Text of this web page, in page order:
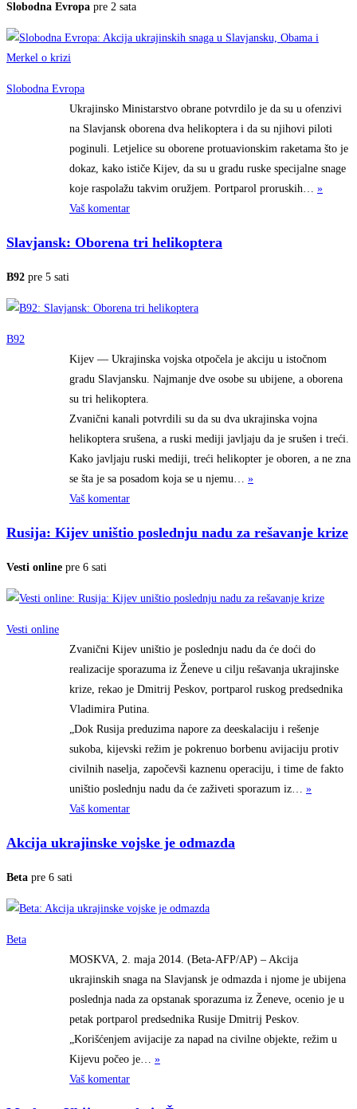
Slobodna Evropa pre 2 sata
Slobodna Evropa
Ukrajinsko Ministarstvo obrane potvrdilo je da su u ofenzivi
na Slavjansk oborena dva helikoptera i da su njihovi piloti
poginuli. Letjelice su oborene protuavionskim raketama što je
dokaz, kako ističe Kijev, da su u gradu ruske specijalne snage
koje raspolažu takvim oružjem. Portparol proruskih… »
Vaš komentar
Slavjansk: Oborena tri helikoptera
B92 pre 5 sati
B92
Kijev — Ukrajinska vojska otpočela je akciju u istočnom
gradu Slavjansku. Najmanje dve osobe su ubijene, a oborena
su tri helikoptera.
Zvanični kanali potvrdili su da su dva ukrajinska vojna
helikoptera srušena, a ruski mediji javljaju da je srušen i treći.
Kako javljaju ruski mediji, treći helikopter je oboren, a ne zna
se šta je sa posadom koja se u njemu… »
Vaš komentar
Rusija: Kijev uništio poslednju nadu za rešavanje krize
Vesti online pre 6 sati
Vesti online
Zvanični Kijev uništio je poslednju nadu da će doći do
realizacije sporazuma iz Ženeve u cilju rešavanja ukrajinske
krize, rekao je Dmitrij Peskov, portparol ruskog predsednika
Vladimira Putina.
„Dok Rusija preduzima napore za deeskalaciju i rešenje
sukoba, kijevski režim je pokrenuo borbenu avijaciju protiv
civilnih naselja, započevši kaznenu operaciju, i time de fakto
uništio poslednju nadu da će zaživeti sporazum iz… »
Vaš komentar
Akcija ukrajinske vojske je odmazda
Beta pre 6 sati
Beta
MOSKVA, 2. maja 2014. (Beta-AFP/AP) – Akcija
ukrajinskih snaga na Slavjansk je odmazda i njome je ubijena
poslednja nada za opstanak sporazuma iz Ženeve, ocenio je u
petak portparol predsednika Rusije Dmitrij Peskov.
„Korišćenjem avijacije za napad na civilne objekte, režim u
Kijevu počeo je… »
Vaš komentar